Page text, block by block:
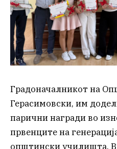
Градоначалникот на
Герасимовски, им
парични награди во
првенците на
општински училишта.